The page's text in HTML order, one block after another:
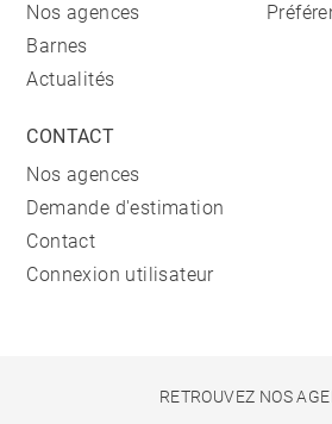
Nos agences
Barnes
Actualités
CONTACT
Nos agences
Demande d'estimation
Contact
Connexion utilisateur
RETROUVEZ NOS